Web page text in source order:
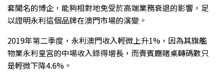
套聞名的博企，能夠相對地免受於高端業務衰退的影響，足
以證明永利這個品牌在澳門市場的演變。
2019年第二季度，永利澳門收入輕微上升1%，因為其旗艦
物業永利皇宮的中場收入錄得增長，而貴賓廳賭桌轉碼數只
是輕微下降4.6%。